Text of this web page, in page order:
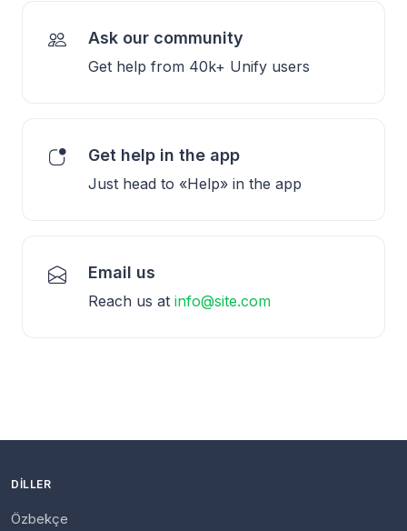
Ask our community
Get help from 40k+ Unify users
Get help in the app
Just head to «Help» in the app
Email us
Reach us at info@site.com
DILLER
Özbekçe